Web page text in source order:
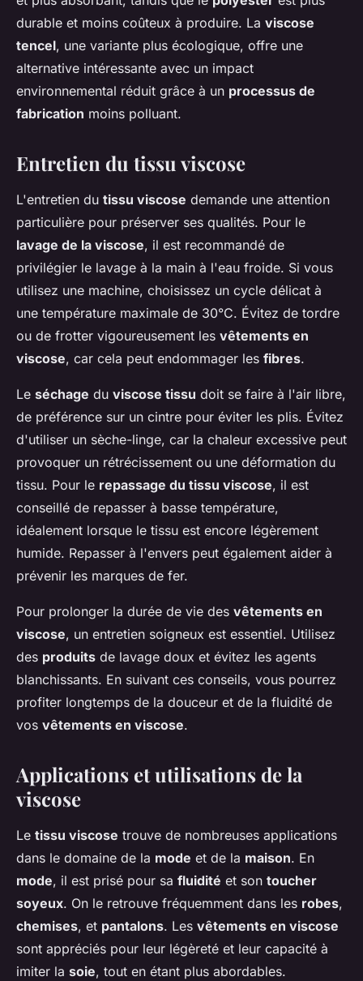
durable et moins coûteux à produire. La viscose
tencel, une variante plus écologique, offre une
alternative intéressante avec un impact
environnemental réduit grâce à un processus de
fabrication moins polluant.
Entretien du tissu viscose
L'entretien du tissu viscose demande une attention
particulière pour préserver ses qualités. Pour le
lavage de la viscose, il est recommandé de
privilégier le lavage à la main à l'eau froide. Si vous
utilisez une machine, choisissez un cycle délicat à
une température maximale de 30°C. Évitez de tordre
ou de frotter vigoureusement les vêtements en
viscose, car cela peut endommager les fibres.
Le séchage du viscose tissu doit se faire à l'air libre,
de préférence sur un cintre pour éviter les plis. Évitez
d'utiliser un sèche-linge, car la chaleur excessive peut
provoquer un rétrécissement ou une déformation du
tissu. Pour le repassage du tissu viscose, il est
conseillé de repasser à basse température,
idéalement lorsque le tissu est encore légèrement
humide. Repasser à l'envers peut également aider à
prévenir les marques de fer.
Pour prolonger la durée de vie des vêtements en
viscose, un entretien soigneux est essentiel. Utilisez
des produits de lavage doux et évitez les agents
blanchissants. En suivant ces conseils, vous pourrez
profiter longtemps de la douceur et de la fluidité de
vos vêtements en viscose.
Applications et utilisations de la
viscose
Le tissu viscose trouve de nombreuses applications
dans le domaine de la mode et de la maison. En
mode, il est prisé pour sa fluidité et son toucher
soyeux. On le retrouve fréquemment dans les robes,
chemises, et pantalons. Les vêtements en viscose
sont appréciés pour leur légèreté et leur capacité à
imiter la soie, tout en étant plus abordables.